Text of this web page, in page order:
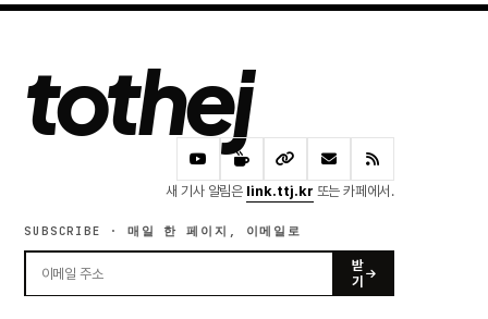
tothej
새 기사 알림은 link.ttj.kr 또는 카페에서.
SUBSCRIBE · 매일 한 페이지, 이메일로
받
기